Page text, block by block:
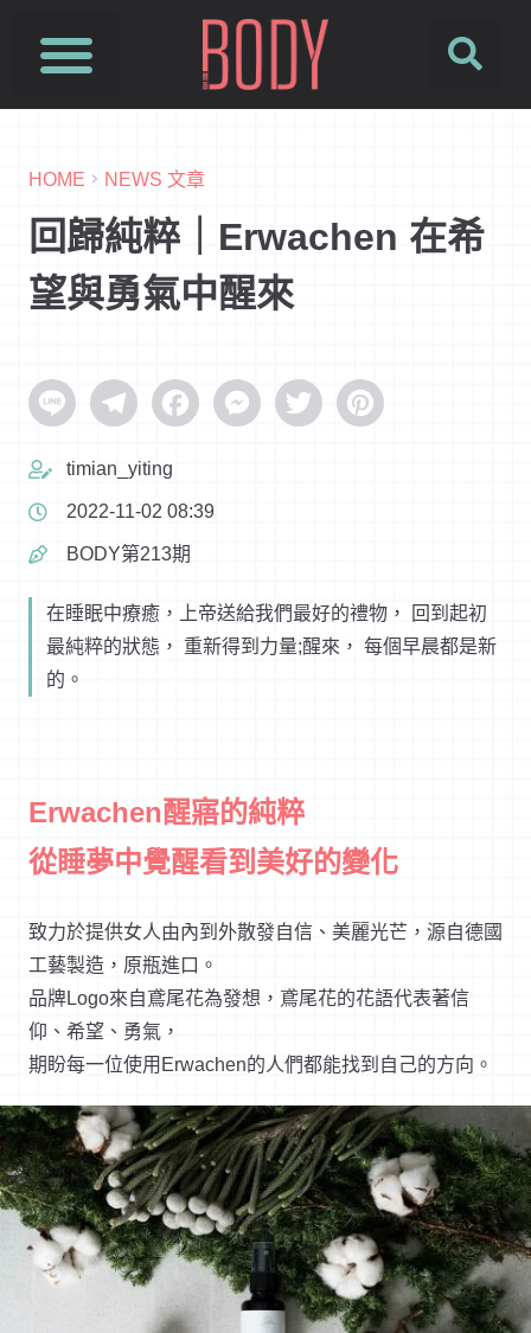
HOME NEWS 文章
回歸純粹｜Erwachen 在希
望與勇氣中醒來
Line TelegramFacebookMessenger
Twitter Pinterest
timian_yiting
2022-11-02 08:39
BODY第213期
在睡眠中療癒，上帝送給我們最好的禮物， 回到起初
最純粹的狀態， 重新得到力量;醒來， 每個早晨都是新
的。
Erwachen醒寤的純粹
從睡夢中覺醒看到美好的變化
致力於提供女人由內到外散發自信、美麗光芒，源自德國
工藝製造，原瓶進口。
品牌Logo來自鳶尾花為發想，鳶尾花的花語代表著信
仰、希望、勇氣，
期盼每一位使用Erwachen的人們都能找到自己的方向。